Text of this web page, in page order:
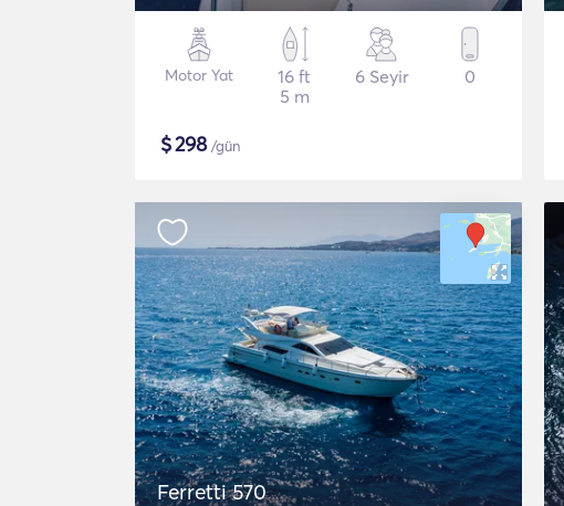
Motor Yat
16 ft
5 m
6 Seyir 0
$298/gün
Ferretti 570